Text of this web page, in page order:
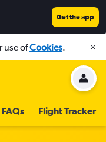
Get the app
use ofCookies.
FAQs Flight Tracker